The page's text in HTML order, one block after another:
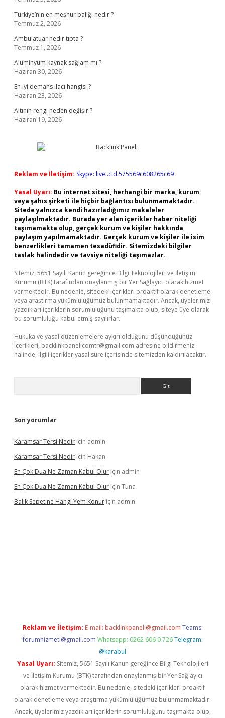
Türkiye’nin en meşhur balığı nedir ?
Temmuz 2, 2026
Ambulatuar nedir tıpta ?
Temmuz 1, 2026
Alüminyum kaynak sağlam mı ?
Haziran 30, 2026
En iyi demans ilacı hangisi ?
Haziran 23, 2026
Altının rengi neden değişir ?
Haziran 19, 2026
Reklam ve İletişim: Skype: live:.cid.575569c608265c69
Yasal Uyarı: Bu internet sitesi, herhangi bir marka, kurum
veya şahıs şirketi ile hiçbir bağlantısı bulunmamaktadır.
Sitede yalnızca kendi hazırladığımız makaleler
paylaşılmaktadır. Burada yer alan içerikler haber niteliği
taşımamakta olup, gerçek kurum ve kişiler hakkında
paylaşım yapılmamaktadır. Gerçek kurum ve kişiler ile isim
benzerlikleri tamamen tesadüfidir. Sitemizdeki bilgiler
taslak halindedir ve tavsiye niteliği taşımazlar.
Sitemiz, 5651 Sayılı Kanun gereğince Bilgi Teknolojileri ve İletişim
Kurumu (BTK) tarafından onaylanmış bir Yer Sağlayıcı olarak hizmet
vermektedir. Bu nedenle, sitedeki içerikleri proaktif olarak denetleme
veya araştırma yükümlülüğümüz bulunmamaktadır. Ancak, üyelerimiz
yazdıkları içeriklerin sorumluluğunu taşımakta olup, siteye üye olarak
bu sorumluluğu kabul etmiş sayılırlar.
Hukuka ve yasal düzenlemelere aykırı olduğunu düşündüğünüz
içerikleri, backlinkpanelicomtr@gmail.com adresine bildirmeniz
halinde, ilgili içerikler yasal süre içerisinde sitemizden kaldırılacaktır.
Son yorumlar
Karamsar Tersi Nedir için admin
Karamsar Tersi Nedir için Hakan
En Çok Dua Ne Zaman Kabul Olur için admin
En Çok Dua Ne Zaman Kabul Olur için Tuna
Balık Sepetine Hangi Yem Konur için admin
Reklam ve İletişim: E-mail: backlinkpaneli@gmail.com Teams:
forumhizmeti@gmail.com Whatsapp: 0262 606 0 726 Telegram:
@karabul
Yasal Uyarı: Sitemiz, 5651 Sayılı Kanun gereğince Bilgi Teknolojileri
ve İletişim Kurumu (BTK) tarafından onaylanmış bir Yer Sağlayıcı
olarak hizmet vermektedir. Bu nedenle, sitedeki içerikleri proaktif
olarak denetleme veya araştırma yükümlülüğümüz bulunmamaktadır.
Ancak, üyelerimiz yazdıkları içeriklerin sorumluluğunu taşımakta olup,